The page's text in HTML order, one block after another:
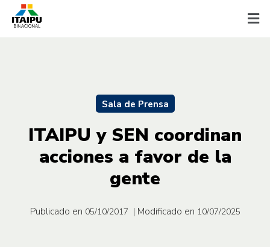
Sala de Prensa
ITAIPU y SEN coordinan
acciones a favor de la
gente
Publicado en 05/10/2017 | Modificado en 10/07/2025